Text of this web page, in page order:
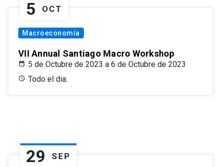
5 OCT
Macroeconomía
VII Annual Santiago Macro Workshop
5 de Octubre de 2023 a 6 de Octubre de 2023
Todo el dia.
29 SEP